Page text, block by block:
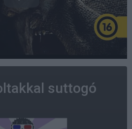
suttogó